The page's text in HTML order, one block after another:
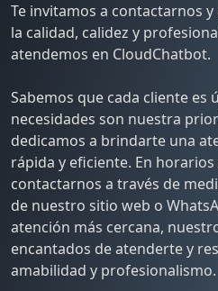
Te invitamos a contactarnos
la calidad, calidez y
atendemos en CloudChatbot.
Sabemos que cada cliente es
necesidades son nuestra
dedicamos a brindarte una
rápida y eficiente. En
contactarnos a través de
de nuestro sitio web o
atención más cercana,
encantados de atenderte y
amabilidad y profesionalismo.